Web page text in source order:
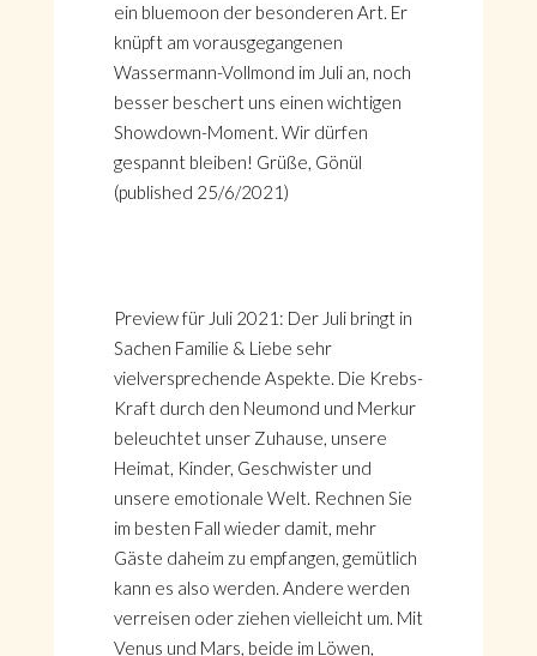
ein bluemoon der besonderen Art. Er
knüpft am vorausgegangenen
Wassermann-Vollmond im Juli an, noch
besser beschert uns einen wichtigen
Showdown-Moment. Wir dürfen
gespannt bleiben! Grüße, Gönül
(published 25/6/2021)
Preview für Juli 2021: Der Juli bringt in
Sachen Familie & Liebe sehr
vielversprechende Aspekte. Die Krebs-
Kraft durch den Neumond und Merkur
beleuchtet unser Zuhause, unsere
Heimat, Kinder, Geschwister und
unsere emotionale Welt. Rechnen Sie
im besten Fall wieder damit, mehr
Gäste daheim zu empfangen, gemütlich
kann es also werden. Andere werden
verreisen oder ziehen vielleicht um. Mit
Venus und Mars, beide im Löwen,